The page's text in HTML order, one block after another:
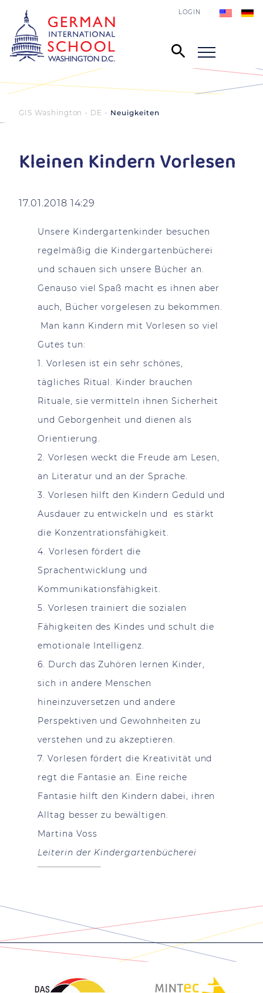
LOGIN
GIS Washington - DE Neuigkeiten
Kleinen Kindern Vorlesen
17.01.2018 14:29
Unsere Kindergartenkinder besuchen
regelmäßig die Kindergartenbücherei
und schauen sich unsere Bücher an.
Genauso viel Spaß macht es ihnen aber
auch, Bücher vorgelesen zu bekommen.
Man kann Kindern mit Vorlesen so viel
Gutes tun:
1. Vorlesen ist ein sehr schönes,
tägliches Ritual. Kinder brauchen
Rituale, sie vermitteln ihnen Sicherheit
und Geborgenheit und dienen als
Orientierung.
2. Vorlesen weckt die Freude am Lesen,
an Literatur und an der Sprache.
3. Vorlesen hilft den Kindern Geduld und
Ausdauer zu entwickeln und es stärkt
die Konzentrationsfähigkeit.
4. Vorlesen fördert die
Sprachentwicklung und
Kommunikationsfähigkeit.
5. Vorlesen trainiert die sozialen
Fähigkeiten des Kindes und schult die
emotionale Intelligenz.
6. Durch das Zuhören lernen Kinder,
sich in andere Menschen
hineinzuversetzen und andere
Perspektiven und Gewohnheiten zu
verstehen und zu akzeptieren.
7. Vorlesen fördert die Kreativität und
regt die Fantasie an. Eine reiche
Fantasie hilft den Kindern dabei, ihren
Alltag besser zu bewältigen.
Martina Voss
Leiterin der Kindergartenbücherei